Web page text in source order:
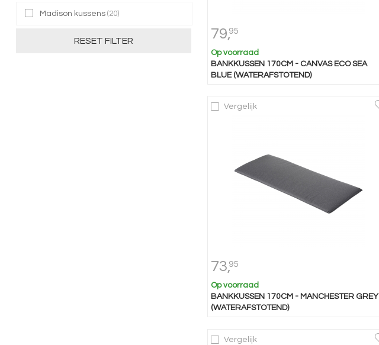
Madison kussens(20)
RESET FILTER 79,95
Op voorraad
BANKKUSSEN 170CM - CANVAS ECO SEA
BLUE (WATERAFSTOTEND)
Vergelijk
73,95
Op voorraad
BANKKUSSEN 170CM - MANCHESTER GREY
(WATERAFSTOTEND)
Vergelijk